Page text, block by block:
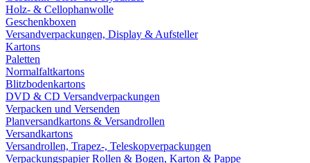
Holz- & Cellophanwolle
Geschenkboxen
Versandverpackungen, Display & Aufsteller
Kartons
Paletten
Normalfaltkartons
Blitzbodenkartons
DVD & CD Versandverpackungen
Verpacken und Versenden
Planversandkartons & Versandrollen
Versandkartons
Versandrollen, Trapez-, Teleskopverpackungen
Verpackungspapier Rollen & Bogen, Karton & Pappe